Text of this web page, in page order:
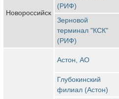
Новороссийск
(РИФ)
Зерновой
терминал "КСК"
(РИФ)
Астон, АО
Глубокинский
филиал (Астон)